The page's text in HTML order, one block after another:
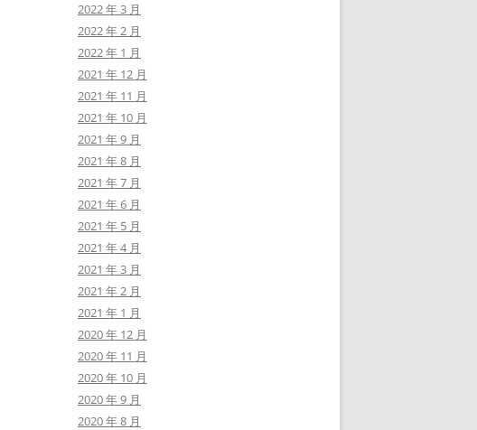
2022 年 3 月
2022 年 2 月
2022 年 1 月
2021 年 12 月
2021 年 11 月
2021 年 10 月
2021 年 9 月
2021 年 8 月
2021 年 7 月
2021 年 6 月
2021 年 5 月
2021 年 4 月
2021 年 3 月
2021 年 2 月
2021 年 1 月
2020 年 12 月
2020 年 11 月
2020 年 10 月
2020 年 9 月
2020 年 8 月